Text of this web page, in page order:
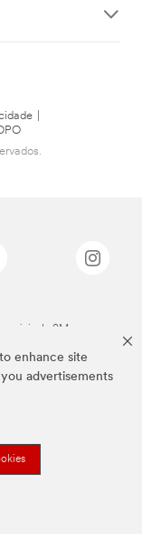
enhance site
advertisements
da 3M.